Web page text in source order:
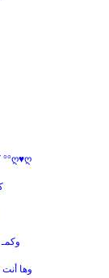
ღ♥ღ°° كتبتهـا وحررتهـا زوجــة لـزوج خــائن °°ღ♥ღ
وها أنت